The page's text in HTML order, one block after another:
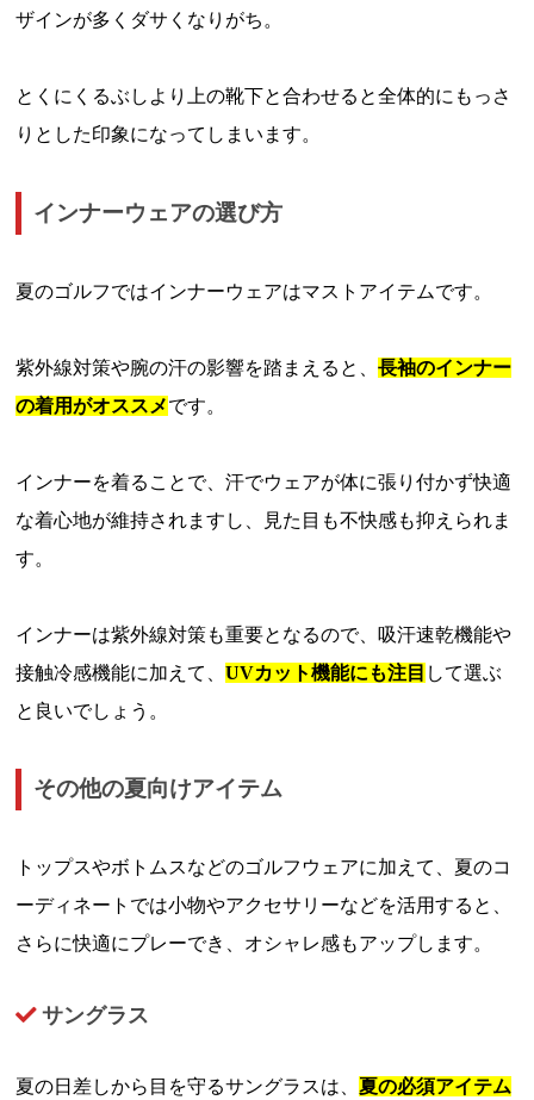
ザインが多くダサくなりがち。
とくにくるぶしより上の靴下と合わせると全体的にもっさ
りとした印象になってしまいます。
インナーウェアの選び方
夏のゴルフではインナーウェアはマストアイテムです。
紫外線対策や腕の汗の影響を踏まえると、長袖のインナー
の着用がオススメです。
インナーを着ることで、汗でウェアが体に張り付かず快適
な着心地が維持されますし、見た目も不快感も抑えられま
す。
インナーは紫外線対策も重要となるので、吸汗速乾機能や
接触冷感機能に加えて、UVカット機能にも注目 して選ぶ
と良いでしょう。
その他の夏向けアイテム
トップスやボトムスなどのゴルフウェアに加えて、夏のコ
ーディネートでは小物やアクセサリーなどを活用すると、
さらに快適にプレーでき、オシャレ感もアップします。
サングラス
夏の日差しから目を守るサングラスは、夏の必須アイテム